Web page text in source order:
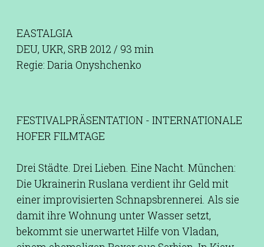
EASTALGIA
DEU, UKR, SRB 2012 / 93 min
Regie: Daria Onyshchenko
FESTIVALPRÄSENTATION - INTERNATIONALE
HOFER FILMTAGE
Drei Städte. Drei Lieben. Eine Nacht. München:
Die Ukrainerin Ruslana verdient ihr Geld mit
einer improvisierten Schnapsbrennerei. Als sie
damit ihre Wohnung unter Wasser setzt,
bekommt sie unerwartet Hilfe von Vladan,